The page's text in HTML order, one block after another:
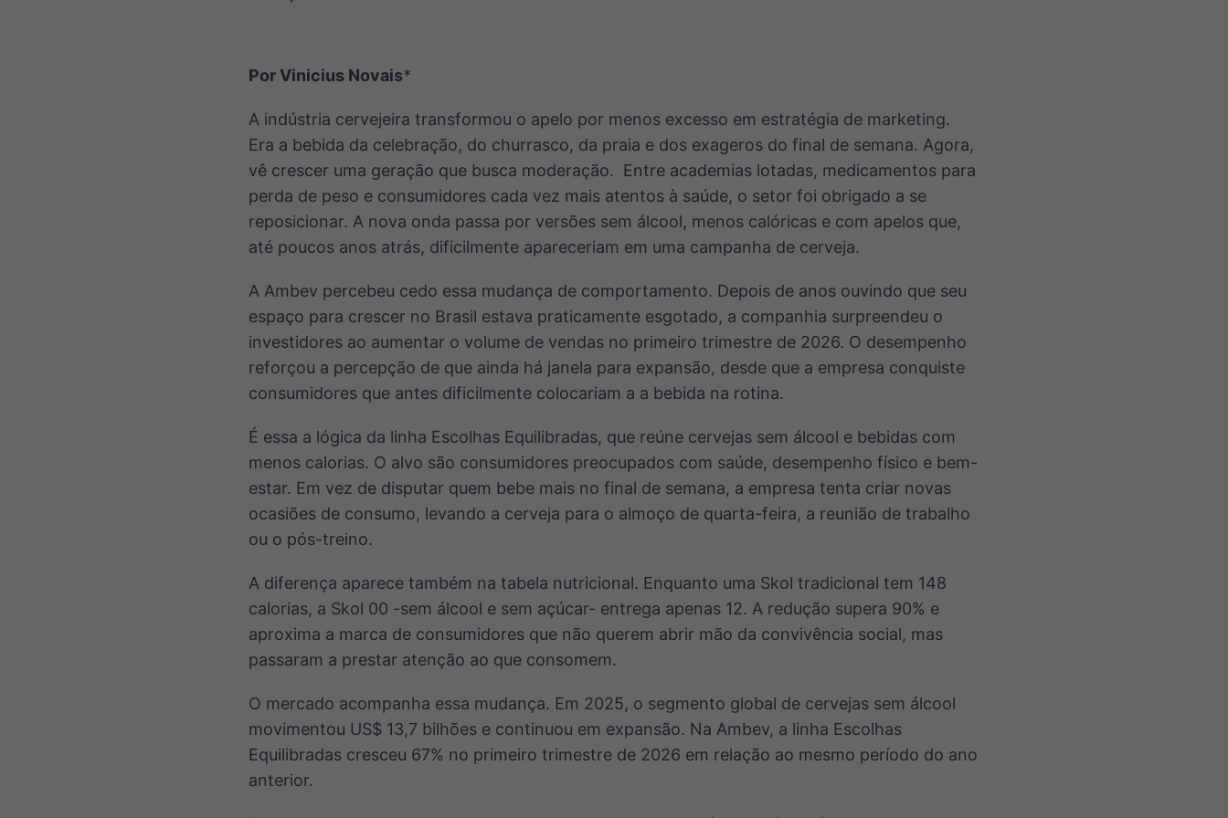
dados
Broadcast
Radar
Monitoramento
inteligente de
notícias e
conteúdos
Broadcast
Fundos
A melhor
plataforma para
analisar fundos
de investimento
no Brasil
IA
Em breve
BroadFast
Em breve
Gestão de
Investimentos
Em breve
Tokenização
de ativos
Em breve
Crédito
Em breve
Por Vinicius Novais*
A indústria cervejeira transformou o apelo por menos excesso em estratégia de marketing.
Era a bebida da celebração, do churrasco, da praia e dos exageros do final de semana. Agora,
vê crescer uma geração que busca moderação. Entre academias lotadas, medicamentos para
perda de peso e consumidores cada vez mais atentos à saúde, o setor foi obrigado a se
reposicionar. A nova onda passa por versões sem álcool, menos calóricas e com apelos que,
até poucos anos atrás, dificilmente apareceriam em uma campanha de cerveja.
A Ambev percebeu cedo essa mudança de comportamento. Depois de anos ouvindo que seu
espaço para crescer no Brasil estava praticamente esgotado, a companhia surpreendeu o
investidores ao aumentar o volume de vendas no primeiro trimestre de 2026. O desempenho
reforçou a percepção de que ainda há janela para expansão, desde que a empresa conquiste
consumidores que antes dificilmente colocariam a a bebida na rotina.
É essa a lógica da linha Escolhas Equilibradas, que reúne cervejas sem álcool e bebidas com
menos calorias. O alvo são consumidores preocupados com saúde, desempenho físico e bem-
estar. Em vez de disputar quem bebe mais no final de semana, a empresa tenta criar novas
ocasiões de consumo, levando a cerveja para o almoço de quarta-feira, a reunião de trabalho
ou o pós-treino.
A diferença aparece também na tabela nutricional. Enquanto uma Skol tradicional tem 148
calorias, a Skol 00 -sem álcool e sem açúcar- entrega apenas 12. A redução supera 90% e
aproxima a marca de consumidores que não querem abrir mão da convivência social, mas
passaram a prestar atenção ao que consomem.
O mercado acompanha essa mudança. Em 2025, o segmento global de cervejas sem álcool
movimentou US$ 13,7 bilhões e continuou em expansão. Na Ambev, a linha Escolhas
Equilibradas cresceu 67% no primeiro trimestre de 2026 em relação ao mesmo período do ano
anterior.